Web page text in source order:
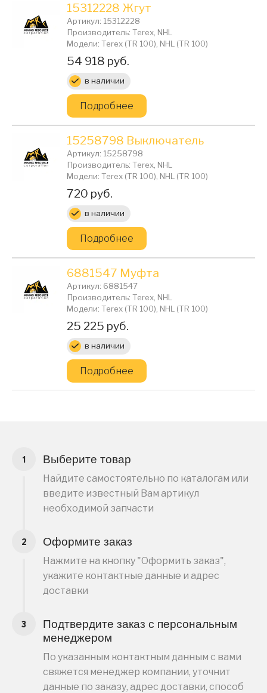
15312228 Жгут
Артикул: 15312228
Производитель: Terex, NHL
Модели: Terex (TR 100), NHL (TR 100)
Цена:
54 918 руб.
в наличии
Подробнее
15258798 Выключатель
Артикул: 15258798
Производитель: Terex, NHL
Модели: Terex (TR 100), NHL (TR 100)
Цена:
720 руб.
в наличии
Подробнее
6881547 Муфта
Артикул: 6881547
Производитель: Terex, NHL
Модели: Terex (TR 100), NHL (TR 100)
Цена:
25 225 руб.
в наличии
Подробнее
Выберите товар
Найдите самостоятельно по каталогам или
введите известный Вам артикул
необходимой запчасти
Оформите заказ
Нажмите на кнопку "Оформить заказ",
укажите контактные данные и адрес
доставки
Подтвердите заказ с персональным
менеджером
По указанным контактным данным с вами
свяжется менеджер компании, уточнит
данные по заказу, адрес доставки, способ